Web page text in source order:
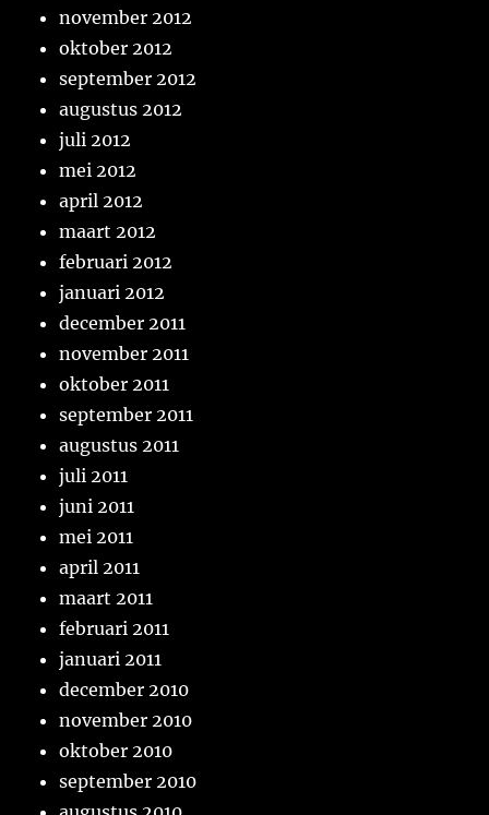
november 2012
oktober 2012
september 2012
augustus 2012
juli 2012
mei 2012
april 2012
maart 2012
februari 2012
januari 2012
december 2011
november 2011
oktober 2011
september 2011
augustus 2011
juli 2011
juni 2011
mei 2011
april 2011
maart 2011
februari 2011
januari 2011
december 2010
november 2010
oktober 2010
september 2010